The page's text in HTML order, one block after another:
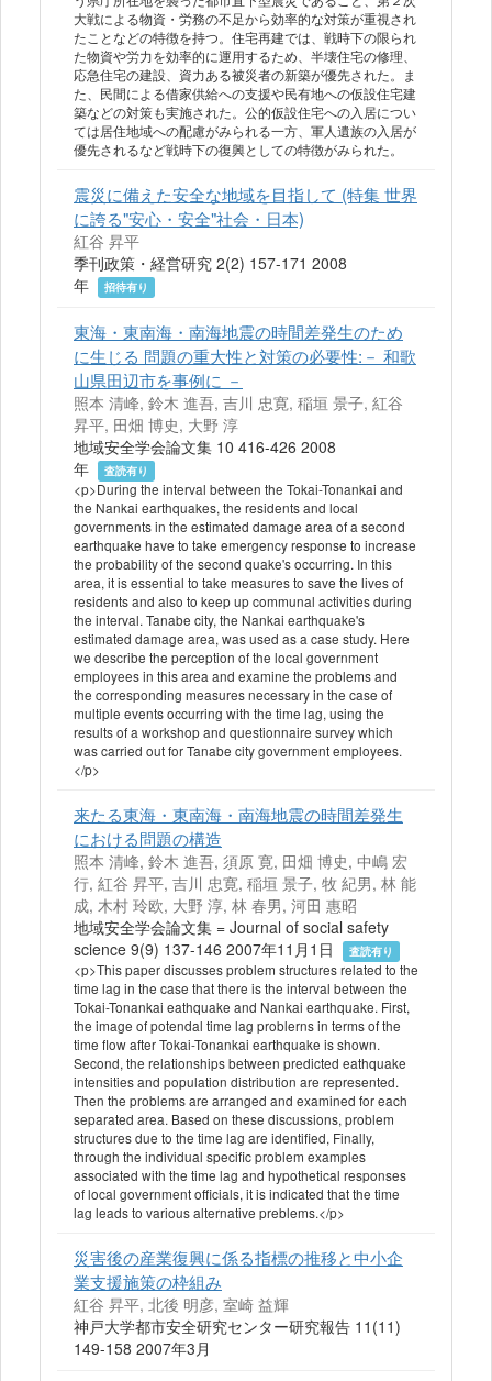
大戦による物資・労務の不足から効率的な対策が重視され
たことなどの特徴を持つ。住宅再建では、戦時下の限られ
た物資や労力を効率的に運用するため、半壊住宅の修理、
応急住宅の建設、資力ある被災者の新築が優先された。ま
た、民間による借家供給への支援や民有地への仮設住宅建
築などの対策も実施された。公的仮設住宅への入居につい
ては居住地域への配慮がみられる一方、軍人遺族の入居が
優先されるなど戦時下の復興としての特徴がみられた。
震災に備えた安全な地域を目指して (特集 世界
に誇る"安心・安全"社会・日本)
紅谷 昇平
季刊政策・経営研究 2(2) 157-171 2008
年
招待有り
東海・東南海・南海地震の時間差発生のため
に生じる 問題の重大性と対策の必要性:－ 和歌
山県田辺市を事例に －
照本 清峰, 鈴木 進吾, 吉川 忠寛, 稲垣 景子, 紅谷
昇平, 田畑 博史, 大野 淳
地域安全学会論文集 10 416-426 2008
年
査読有り
<p>During the interval between the Tokai-Tonankai and
the Nankai earthquakes, the residents and local
governments in the estimated damage area of a second
earthquake have to take emergency response to increase
the probability of the second quake's occurring. In this
area, it is essential to take measures to save the lives of
residents and also to keep up communal activities during
the interval. Tanabe city, the Nankai earthquake's
estimated damage area, was used as a case study. Here
we describe the perception of the local government
employees in this area and examine the problems and
the corresponding measures necessary in the case of
multiple events occurring with the time lag, using the
results of a workshop and questionnaire survey which
was carried out for Tanabe city government employees.
</p>
来たる東海・東南海・南海地震の時間差発生
における問題の構造
照本 清峰, 鈴木 進吾, 須原 寛, 田畑 博史, 中嶋 宏
行, 紅谷 昇平, 吉川 忠寛, 稲垣 景子, 牧 紀男, 林 能
成, 木村 玲欧, 大野 淳, 林 春男, 河田 惠昭
地域安全学会論文集 = Journal of social safety
science 9(9) 137-146 2007年11月1日
査読有り
<p>This paper discusses problem structures related to the
time lag in the case that there is the interval between the
Tokai-Tonankai eathquake and Nankai earthquake. First,
the image of potendal time lag problerns in terms of the
time flow after Tokai-Tonankai earthquake is shown.
Second, the relationships between predicted eathquake
intensities and population distribution are represented.
Then the problems are arranged and examined for each
separated area. Based on these discussions, problem
structures due to the time lag are identified, Finally,
through the individual specific problem examples
associated with the time lag and hypothetical responses
of local government officials, it is indicated that the time
lag leads to various alternative preblems.</p>
災害後の産業復興に係る指標の推移と中小企
業支援施策の枠組み
紅谷 昇平, 北後 明彦, 室崎 益輝
神戸大学都市安全研究センター研究報告 11(11)
149-158 2007年3月